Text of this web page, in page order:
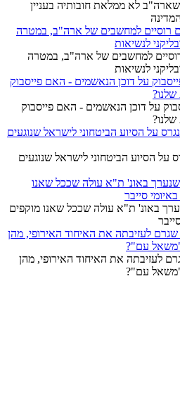
לא ממלאת חובותיה בעניין
למחשבים של ארה"ב, במטרה
לנשיאות
על דוכן הנאשמים - האם פייסבוק
על הסיוע הביטחוני לישראל שנוגעים
באונ' ת"א עולה שככל שאנו מוקפים
לעזיבתה את האיחוד האירופי, מהן
"משאל עם"?